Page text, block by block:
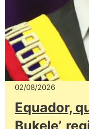
02/08/2026
Equador,
Bukele’,